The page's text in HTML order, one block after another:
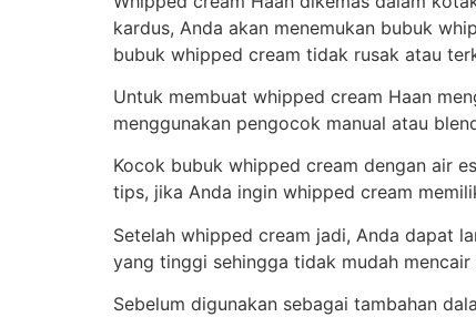
kardus, Anda akan menemukan bubuk
bubuk whipped cream tidak rusak atau
Untuk membuat whipped cream Haan
menggunakan pengocok manual atau
Kocok bubuk whipped cream dengan air
tips, jika Anda ingin whipped cream
Setelah whipped cream jadi, Anda dapat
yang tinggi sehingga tidak mudah
Sebelum digunakan sebagai tambahan